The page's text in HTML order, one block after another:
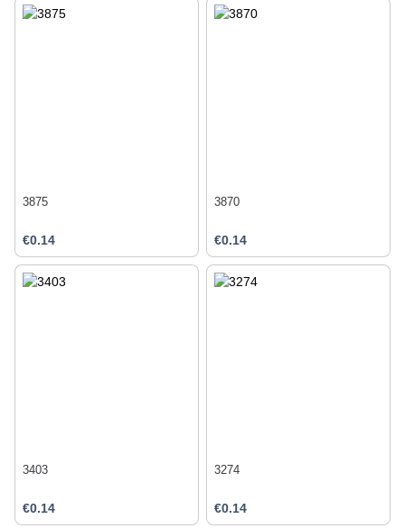
3875
€0.14
3870
€0.14
3403
€0.14
3274
€0.14